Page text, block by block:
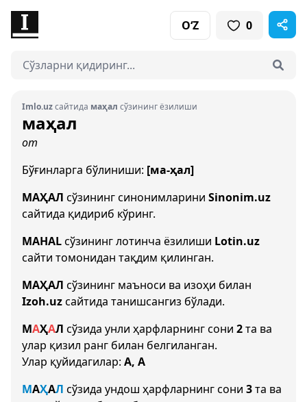
O‘Z 0
Imlo.uzсайтида маҳал сўзининг ёзилиши
маҳал
от
Бўғинларга бўлиниши: [ма-ҳал]
МАҲАЛ сўзининг синонимларини Sinonim.uz
сайтида қидириб кўринг.
MAHALсўзининг лотинча ёзилиши Lotin.uz
сайти томонидан тақдим қилинган.
МАҲАЛ сўзининг маъноси ва изоҳи билан
Izoh.uzсайтида танишсангиз бўлади.
МАҲАЛ сўзида унли ҳарфларнинг сони 2та ва
улар қизил ранг билан белгиланган.
Улар қуйидагилар: А, А
МАҲАЛ сўзида ундош ҳарфларнинг сони 3та ва